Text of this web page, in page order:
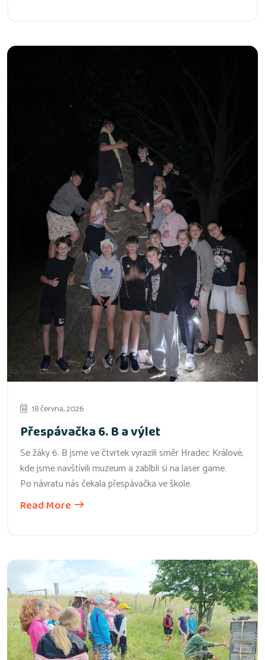
18 června, 2026
Přespávačka 6. B a výlet
Se žáky 6. B jsme ve čtvrtek vyrazili směr Hradec Králové,
kde jsme navštívili muzeum a zablbli si na laser game.
Po návratu nás čekala přespávačka ve škole.
Read More